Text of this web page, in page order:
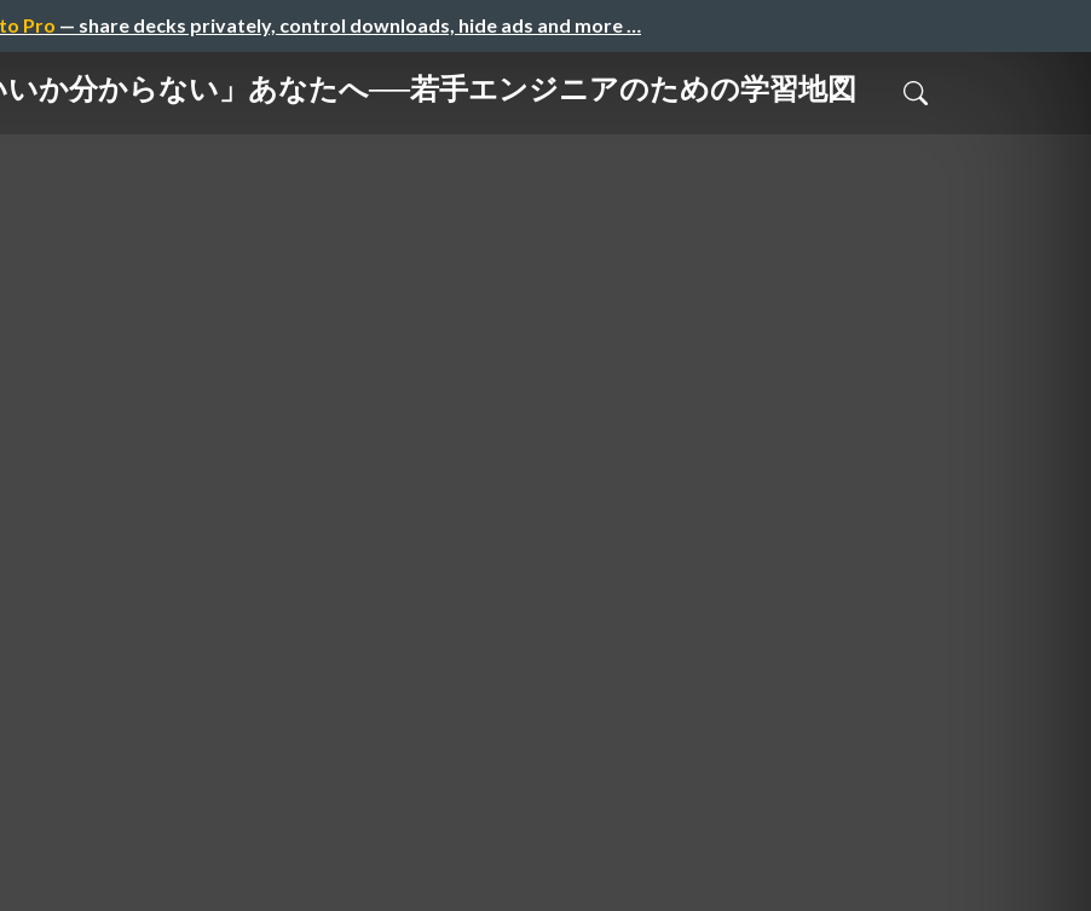
Pro — share decks privately, control downloads, hide ads and more …
いか分からない」あなたへ──若手エンジニアのための学習地図